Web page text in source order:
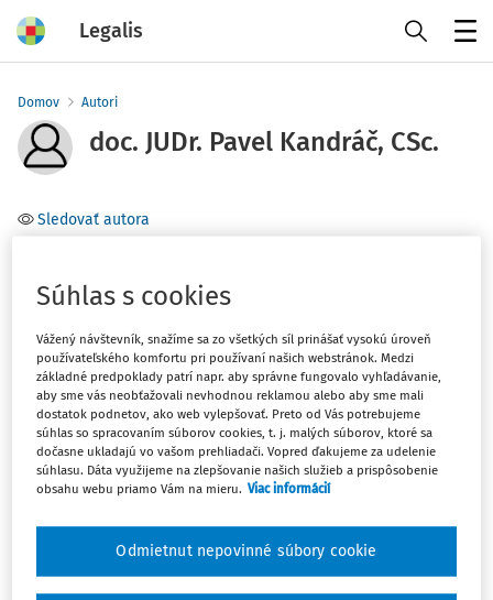
Legalis
Domov Autori
doc. JUDr. Pavel Kandráč, CSc.
Sledovať autora
Filter
Počet vyhľadaných dokumentov:1
Zoradiť podľa:
Najnovšie Najstaršie
ČLÁNKY
Za Otakarom Motejlom
Súhlas s cookies
Vážený návštevník, snažíme sa zo všetkých síl prinášať vysokú úroveň
používateľského komfortu pri používaní našich webstránok. Medzi
základné predpoklady patrí napr. aby správne fungovalo vyhľadávanie,
aby sme vás neobťažovali nevhodnou reklamou alebo aby sme mali
dostatok podnetov, ako web vylepšovať. Preto od Vás potrebujeme
súhlas so spracovaním súborov cookies, t. j. malých súborov, ktoré sa
dočasne ukladajú vo vašom prehliadači. Vopred ďakujeme za udelenie
súhlasu. Dáta využijeme na zlepšovanie našich služieb a prispôsobenie
obsahu webu priamo Vám na mieru. Viac informácií
Odmietnut nepovinné súbory cookie